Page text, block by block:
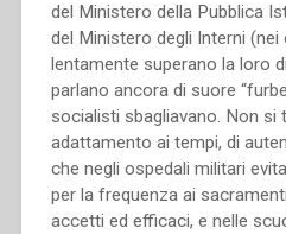
del Ministero del­la Pubblica
del Ministero degli Interni
lentamente superano la loro
parlano ancora di suore
socialisti sbagliavano. Non si
adattamento ai tempi, di
che negli ospedali militari
per la frequenza ai
accetti ed efficaci, e nel­le